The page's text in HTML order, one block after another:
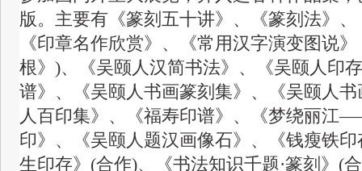
版。主要有《篆刻五十讲》、《篆刻法》
《印章名作欣赏》、《常用汉字演变图说
根》)、《吴颐人汉简书法》、《吴颐人印
谱》、《吴颐人书画篆刻集》、《吴颐人
人百印集》、《福寿印谱》、《梦绕丽江
印》、《吴颐人题汉画像石》、《钱瘦铁
生印存》(合作)、《书法知识千题·篆刻》(